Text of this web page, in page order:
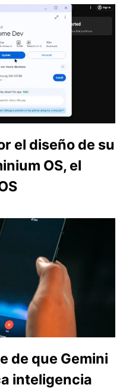
el diseño de su
OS, el
de que Gemini
inteligencia